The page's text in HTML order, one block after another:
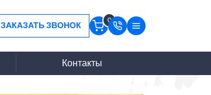
ЗАКАЗАТЬ ЗВОНОК
0
Контакты